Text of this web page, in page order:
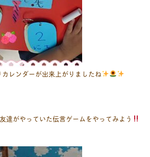
レンダーが出来上がりましたね
達がやっていた伝言ゲームをやってみよう